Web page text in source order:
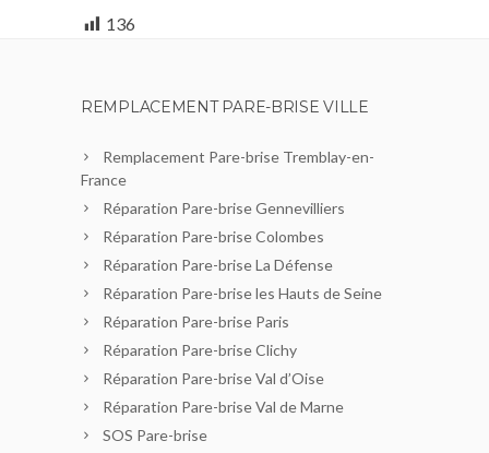
136
REMPLACEMENT PARE-BRISE VILLE
Remplacement Pare-brise Tremblay-en-
France
Réparation Pare-brise Gennevilliers
Réparation Pare-brise Colombes
Réparation Pare-brise La Défense
Réparation Pare-brise les Hauts de Seine
Réparation Pare-brise Paris
Réparation Pare-brise Clichy
Réparation Pare-brise Val d’Oise
Réparation Pare-brise Val de Marne
SOS Pare-brise